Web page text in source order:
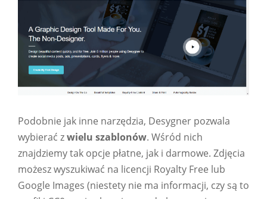
Podobnie jak inne narzędzia, Desygner pozwala
wybierać zwielu szablonów. Wśród nich
znajdziemy tak opcje płatne, jak i darmowe. Zdjęcia
możesz wyszukiwać na licencji Royalty Free lub
Google Images (niestety nie ma informacji, czy są to